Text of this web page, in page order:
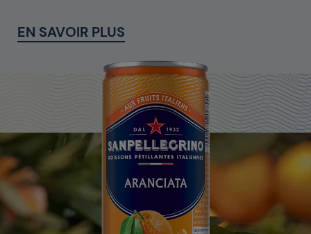
EN SAVOIR PLUS